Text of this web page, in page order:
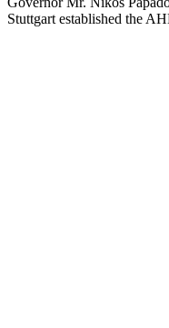
Stuttgart established the